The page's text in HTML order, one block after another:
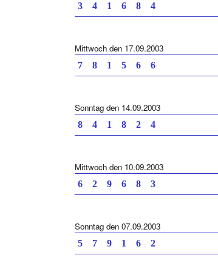
3 4 1 6 8 4
Mittwoch den 17.09.2003
7 8 1 5 6 6
Sonntag den 14.09.2003
8 4 1 8 2 4
Mittwoch den 10.09.2003
6 2 9 6 8 3
Sonntag den 07.09.2003
5 7 9 1 6 2